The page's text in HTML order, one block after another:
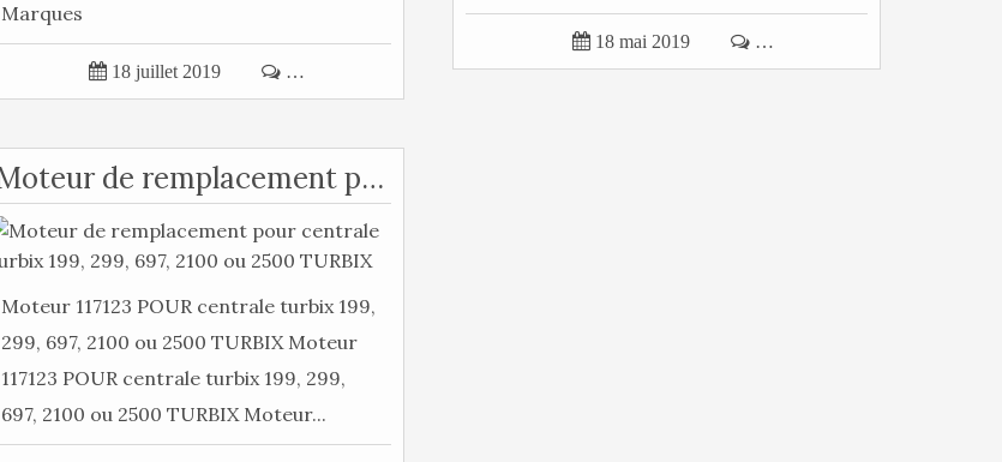
Marques
 18 juillet 2019  …
changement...
 18 mai 2019  …
Moteur de remplacement pour centrale turbix 199, 299, 697, 2100 ou 2500 TURBIX
Moteur 117123 POUR centrale turbix 199,
299, 697, 2100 ou 2500 TURBIX Moteur
117123 POUR centrale turbix 199, 299,
697, 2100 ou 2500 TURBIX Moteur...